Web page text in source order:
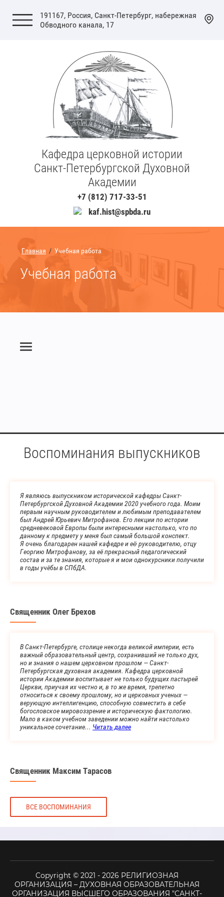
191167, Россия, Санкт-Петербург, набережная
Обводного канала, 17
Кафедра церковной истории
Санкт-Петербургской Духовной
Академии
+7 (812) 717-33-51
kaf.hist@spbda.ru
Главная / Учебная работа
Учебная работа
Воспоминания выпускников
Я являюсь выпускником исторической кафедры Санкт-
Петербургской Духовной Академии 2020 учебного года. Моим
первым научным руководителем и любимым преподавателем
был Андрей Юрьевич Митрофанов. Его лекции по истории
средневековой Европы были интересными настолько, что по
данному к предмету у меня был самый большой конспект.
Я очень благодарен нашей кафедре и еë руководителю, отцу
Георгию Митрофанову, за её прекрасный педагогический
состав и за те знания, которые я и мои однокурсники получили
в годы учёбы в СПбДА.
Священник Олег Брехов
В Санкт-Петербурге, столице некогда великой империи, есть
важный образовательный центр, сохранивший не только дух,
но и знания о нашем церковном прошлом — Санкт-
Петербургская духовная академия. Кафедра церковной
истории Академии воспитывает не только будущих пастырей
Церкви, приучая их честно и, в то же время, трепетно
относиться к своему прошлому, но и церковных ученых —
верующую интеллигенцию, способную совместить в себе
богословское мировоззрение и историческую фактологию.
Мало в каком учебном заведении можно найти настолько
уникальное сочетание... Читать далее
Священник Максим Тарасов
ВСЕ ВОСПОМИНАНИЯ
Copyright © 2021 - 2026 РЕЛИГИОЗНАЯ
ОРГАНИЗАЦИЯ – ДУХОВНАЯ ОБРАЗОВАТЕЛЬНАЯ
ОРГАНИЗАЦИЯ ВЫСШЕГО ОБРАЗОВАНИЯ "САНКТ-